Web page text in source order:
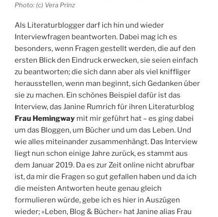
Photo: (c) Vera Prinz
Als Literaturblogger darf ich hin und wieder
Interviewfragen beantworten. Dabei mag ich es
besonders, wenn Fragen gestellt werden, die auf den
ersten Blick den Eindruck erwecken, sie seien einfach
zu beantworten; die sich dann aber als viel kniffliger
herausstellen, wenn man beginnt, sich Gedanken über
sie zu machen. Ein schönes Beispiel dafür ist das
Interview, das Janine Rumrich für ihren Literaturblog
Frau Hemingway mit mir geführt hat – es ging dabei
um das Bloggen, um Bücher und um das Leben. Und
wie alles miteinander zusammenhängt. Das Interview
liegt nun schon einige Jahre zurück, es stammt aus
dem Januar 2019. Da es zur Zeit online nicht abrufbar
ist, da mir die Fragen so gut gefallen haben und da ich
die meisten Antworten heute genau gleich
formulieren würde, gebe ich es hier in Auszügen
wieder; »Leben, Blog & Bücher« hat Janine alias Frau